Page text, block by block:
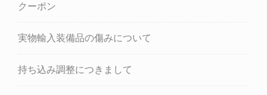
クーポン
実物輸入装備品の傷みについて
持ち込み調整につきまして